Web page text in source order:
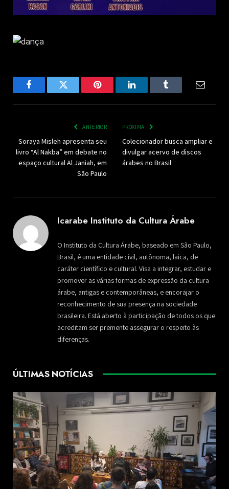
FacebookTwitter Pinterest LinkedInTumblr Email
ANTERIOR
Soraya Misleh apresenta seu
livro “Al Nakba” em debate no
espaço cultural Al Janiah, em
São Paulo
PRÓXIMA
Colecionador busca ampliar e
divulgar acervo de discos
árabes no Brasil
Icarabe Instituto da Cultura Árabe
O Instituto da Cultura Árabe, baseado em São Paulo,
Brasil, é uma entidade civil, autônoma, laica, de
caráter científico e cultural. Visa a integrar, estudar e
promover as várias formas de expressão da cultura
árabe, antigas e contemporâneas, e encorajar o
reconhecimento de sua presença na sociedade
brasileira. Está aberto à participação de todos os que
acreditam ser premente assegurar o respeito às
diferenças.
ÚLTIMAS NOTÍCIAS